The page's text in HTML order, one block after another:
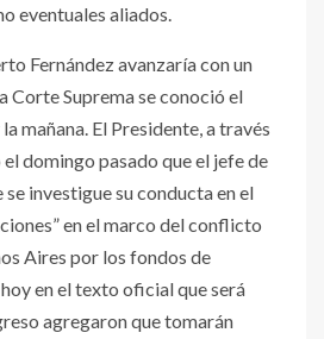
eventuales aliados.
Fernández avanzaría con un
Suprema se conoció el
mañana. El Presidente, a través
domingo pasado que el jefe de
investigue su conducta en el
en el marco del conflicto
Aires por los fondos de
en el texto oficial que será
agregaron que tomarán